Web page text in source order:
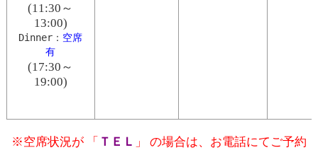
(11:30～
13:00)
Dinner： 空席
有
(17:30～
19:00)
※空席状況が 「 ＴＥＬ 」 の場合は、お電話にてご予約